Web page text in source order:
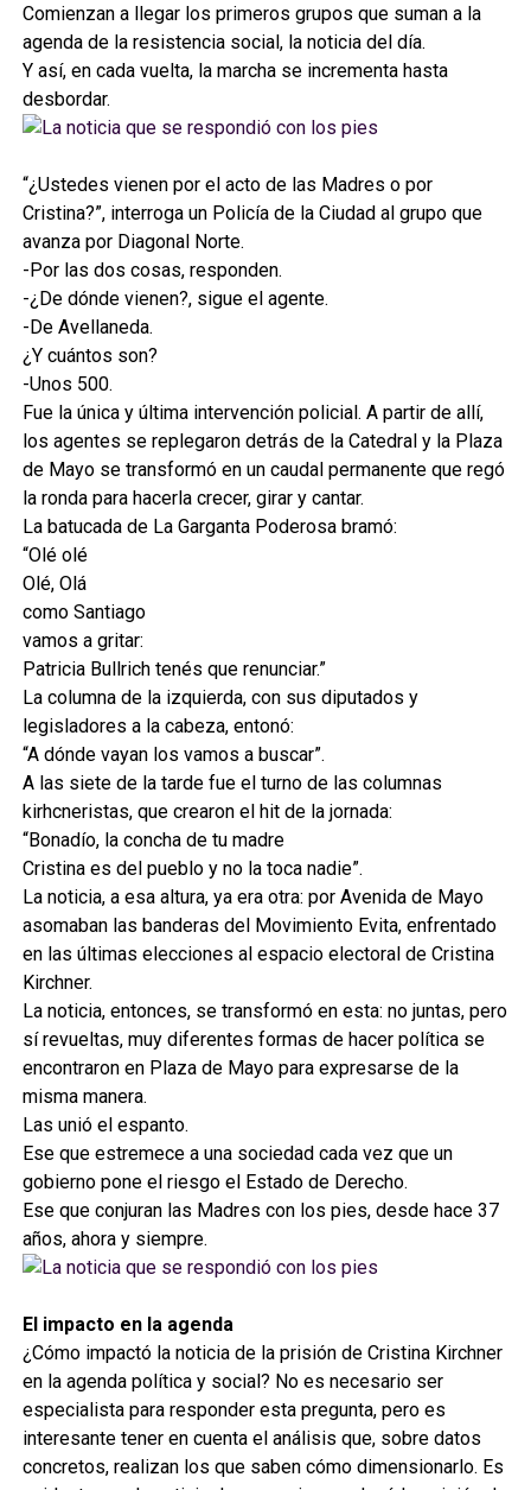
Comienzan a llegar los primeros grupos que suman a la
agenda de la resistencia social, la noticia del día.
Y así, en cada vuelta, la marcha se incrementa hasta
desbordar.
“¿Ustedes vienen por el acto de las Madres o por
Cristina?”, interroga un Policía de la Ciudad al grupo que
avanza por Diagonal Norte.
-Por las dos cosas, responden.
-¿De dónde vienen?, sigue el agente.
-De Avellaneda.
¿Y cuántos son?
-Unos 500.
Fue la única y última intervención policial. A partir de allí,
los agentes se replegaron detrás de la Catedral y la Plaza
de Mayo se transformó en un caudal permanente que regó
la ronda para hacerla crecer, girar y cantar.
La batucada de La Garganta Poderosa bramó:
“Olé olé
Olé, Olá
como Santiago
vamos a gritar:
Patricia Bullrich tenés que renunciar.”
La columna de la izquierda, con sus diputados y
legisladores a la cabeza, entonó:
“A dónde vayan los vamos a buscar”.
A las siete de la tarde fue el turno de las columnas
kirhcneristas, que crearon el hit de la jornada:
“Bonadío, la concha de tu madre
Cristina es del pueblo y no la toca nadie”.
La noticia, a esa altura, ya era otra: por Avenida de Mayo
asomaban las banderas del Movimiento Evita, enfrentado
en las últimas elecciones al espacio electoral de Cristina
Kirchner.
La noticia, entonces, se transformó en esta: no juntas, pero
sí revueltas, muy diferentes formas de hacer política se
encontraron en Plaza de Mayo para expresarse de la
misma manera.
Las unió el espanto.
Ese que estremece a una sociedad cada vez que un
gobierno pone el riesgo el Estado de Derecho.
Ese que conjuran las Madres con los pies, desde hace 37
años, ahora y siempre.
El impacto en la agenda
¿Cómo impactó la noticia de la prisión de Cristina Kirchner
en la agenda política y social? No es necesario ser
especialista para responder esta pregunta, pero es
interesante tener en cuenta el análisis que, sobre datos
concretos, realizan los que saben cómo dimensionarlo. Es